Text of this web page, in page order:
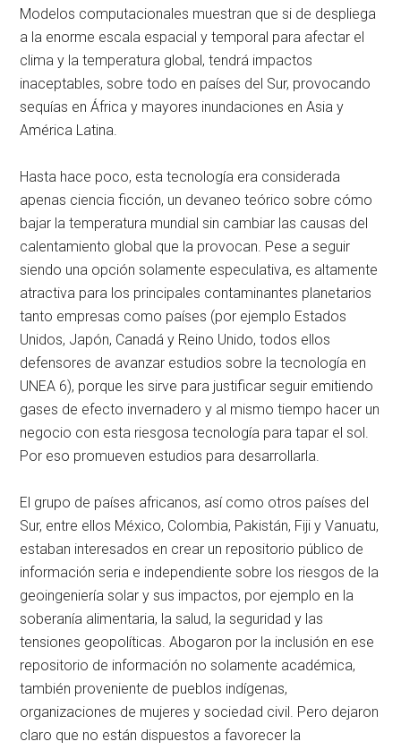
Modelos computacionales muestran que si de despliega
a la enorme escala espacial y temporal para afectar el
clima y la temperatura global, tendrá impactos
inaceptables, sobre todo en países del Sur, provocando
sequías en África y mayores inundaciones en Asia y
América Latina.
Hasta hace poco, esta tecnología era considerada
apenas ciencia ficción, un devaneo teórico sobre cómo
bajar la temperatura mundial sin cambiar las causas del
calentamiento global que la provocan. Pese a seguir
siendo una opción solamente especulativa, es altamente
atractiva para los principales contaminantes planetarios
tanto empresas como países (por ejemplo Estados
Unidos, Japón, Canadá y Reino Unido, todos ellos
defensores de avanzar estudios sobre la tecnología en
UNEA 6), porque les sirve para justificar seguir emitiendo
gases de efecto invernadero y al mismo tiempo hacer un
negocio con esta riesgosa tecnología para tapar el sol.
Por eso promueven estudios para desarrollarla.
El grupo de países africanos, así como otros países del
Sur, entre ellos México, Colombia, Pakistán, Fiji y Vanuatu,
estaban interesados en crear un repositorio público de
información seria e independiente sobre los riesgos de la
geoingeniería solar y sus impactos, por ejemplo en la
soberanía alimentaria, la salud, la seguridad y las
tensiones geopolíticas. Abogaron por la inclusión en ese
repositorio de información no solamente académica,
también proveniente de pueblos indígenas,
organizaciones de mujeres y sociedad civil. Pero dejaron
claro que no están dispuestos a favorecer la